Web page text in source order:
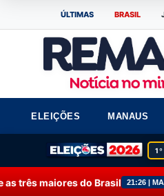
ÚLTIMAS BRASIL
ELEIÇÕES MANAUS
21:26 | MANAUS Manutenção